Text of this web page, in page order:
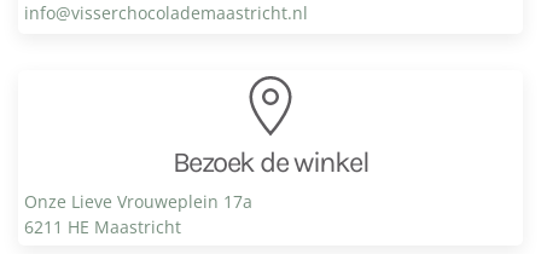
info@visser­chocolade­maastricht.nl
Bezoek de winkel
Onze Lieve Vrouweplein 17a
6211 HE Maastricht